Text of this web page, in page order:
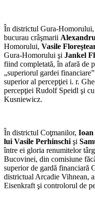
În districtul Gura-Homorului,
bucurau crâşmarii
Homorului, Vasile
Gura-Homorului şi Jankel
fiind completată, în afară de
„superiorul gardei
superior al percepţiei i. r.
percepţiei Rudolf Speidl şi
Kusniewicz.
În districtul Coţmanilor, Ioan
lui Vasile Perhinschi şi
între ei gloria renumitelor
Bucovinei, din comisiune
superior de gardă financiară
districtual Arcadie Vihnean,
Eisenkraft şi controlorul de